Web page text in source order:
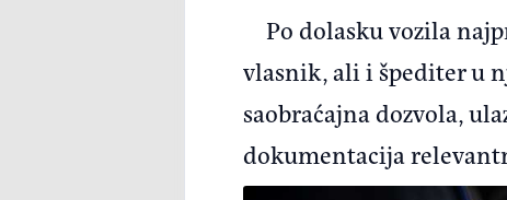
Po dolasku vozila
vlasnik, ali i špediter u
saobraćajna dozvola,
dokumentacija